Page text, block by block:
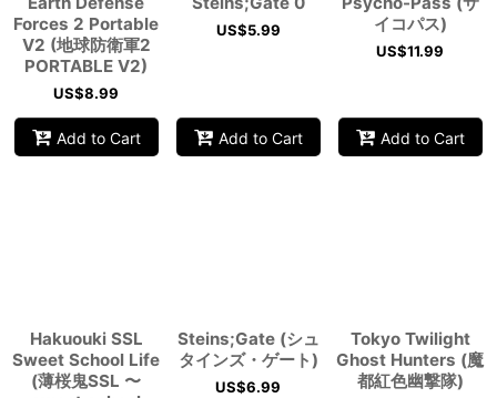
Forces 2 Portable
V2 (地球防衛軍2
PORTABLE V2)
US$8.99
Add to Cart
US$5.99
Add to Cart
イコパス)
US$11.99
Add to Cart
Hakuouki SSL
Sweet School Life
(薄桜鬼SSL 〜
Steins;Gate (シュ
タインズ・ゲート)
US$6.99
Tokyo Twilight
Ghost Hunters (魔
都紅色幽撃隊)